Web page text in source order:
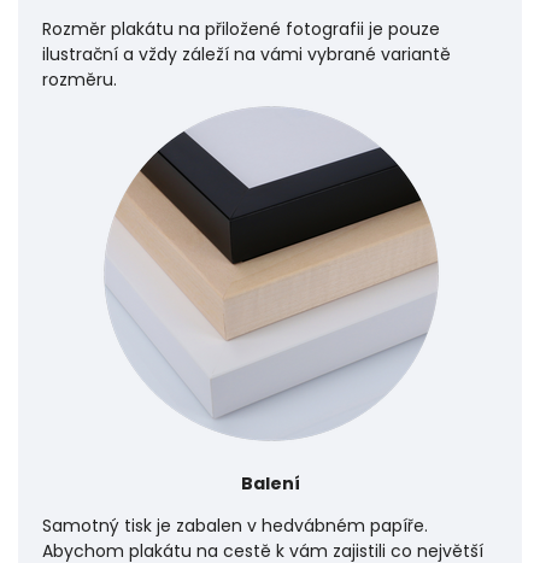
Rozměr plakátu na přiložené fotografii je pouze
ilustrační a vždy záleží na vámi vybrané variantě
rozměru.
Balení
Samotný tisk je zabalen v hedvábném papíře.
Abychom plakátu na cestě k vám zajistili co největší